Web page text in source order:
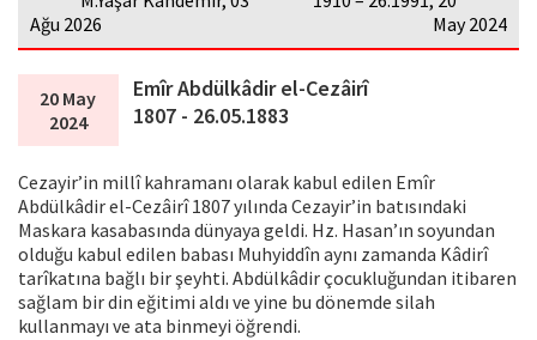
Ağu 2026
May 2024
20 May
2024
Emîr Abdülkâdir el-Cezâirî
1807 - 26.05.1883
Cezayir’in millî kahramanı olarak kabul edilen Emîr
Abdülkâdir el-Cezâirî 1807 yılında Cezayir’in batısındaki
Maskara kasabasında dünyaya geldi. Hz. Hasan’ın soyundan
olduğu kabul edilen babası Muhyiddîn aynı zamanda Kâdirî
tarîkatına bağlı bir şeyhti. Abdülkâdir çocukluğundan itibaren
sağlam bir din eğitimi aldı ve yine bu dönemde silah
kullanmayı ve ata binmeyi öğrendi.